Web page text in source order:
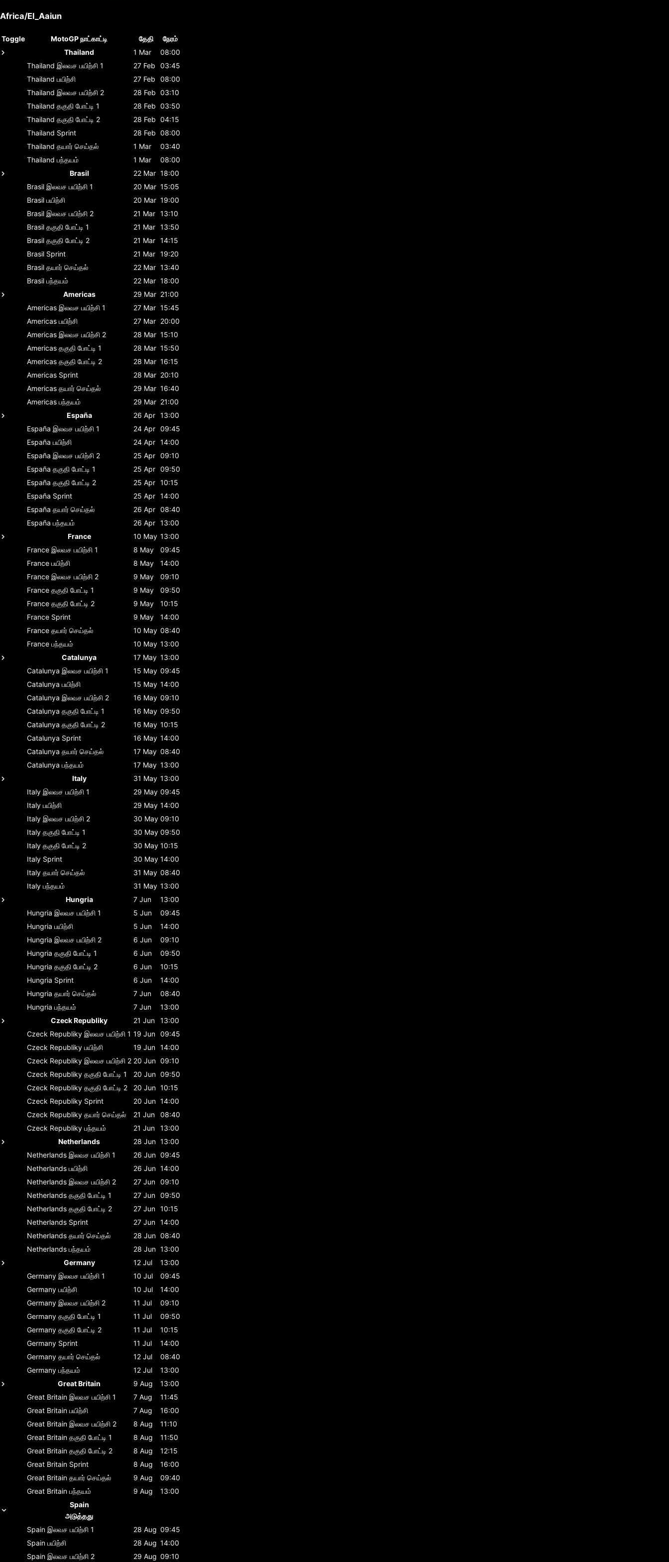
Africa/El_Aaiun
Toggle MotoGP நாட்காட்டி தேதி
நேரம்
Thailand
1 Mar
08:00
Thailand இலவச பயிற்சி 1 27 Feb
03:45
Thailand பயிற்சி 27 Feb
08:00
Thailand இலவச பயிற்சி 2 28 Feb 03:10
Thailand தகுதி போட்டி 1 28 Feb 03:50
Thailand தகுதி போட்டி 2 28 Feb 04:15
Thailand Sprint 28 Feb 08:00
Thailand தயார் செய்தல் 1 Mar
03:40
Thailand பந்தயம் 1 Mar
08:00
Brasil
22 Mar 18:00
Brasil இலவச பயிற்சி 1 20 Mar 15:05
Brasil பயிற்சி 20 Mar 19:00
Brasil இலவச பயிற்சி 2 21 Mar 13:10
Brasil தகுதி போட்டி 1 21 Mar 13:50
Brasil தகுதி போட்டி 2 21 Mar 14:15
Brasil Sprint 21 Mar 19:20
Brasil தயார் செய்தல் 22 Mar 13:40
Brasil பந்தயம் 22 Mar 18:00
Americas
29 Mar 21:00
Americas இலவச பயிற்சி 1 27 Mar 15:45
Americas பயிற்சி 27 Mar 20:00
Americas இலவச பயிற்சி 2 28 Mar 15:10
Americas தகுதி போட்டி 1 28 Mar 15:50
Americas தகுதி போட்டி 2 28 Mar 16:15
Americas Sprint 28 Mar 20:10
Americas தயார் செய்தல் 29 Mar 16:40
Americas பந்தயம் 29 Mar 21:00
España
26 Apr 13:00
España இலவச பயிற்சி 1 24 Apr 09:45
España பயிற்சி 24 Apr 14:00
España இலவச பயிற்சி 2 25 Apr 09:10
España தகுதி போட்டி 1 25 Apr 09:50
España தகுதி போட்டி 2 25 Apr 10:15
España Sprint 25 Apr 14:00
España தயார் செய்தல் 26 Apr 08:40
España பந்தயம் 26 Apr 13:00
France
10 May 13:00
France இலவச பயிற்சி 1 8 May
09:45
France பயிற்சி 8 May
14:00
France இலவச பயிற்சி 2 9 May
09:10
France தகுதி போட்டி 1 9 May
09:50
France தகுதி போட்டி 2 9 May
10:15
France Sprint 9 May
14:00
France தயார் செய்தல் 10 May 08:40
France பந்தயம் 10 May 13:00
Catalunya
17 May 13:00
Catalunya இலவச பயிற்சி 1 15 May 09:45
Catalunya பயிற்சி 15 May 14:00
Catalunya இலவச பயிற்சி 2 16 May 09:10
Catalunya தகுதி போட்டி 1 16 May 09:50
Catalunya தகுதி போட்டி 2 16 May 10:15
Catalunya Sprint 16 May 14:00
Catalunya தயார் செய்தல் 17 May 08:40
Catalunya பந்தயம் 17 May 13:00
Italy
31 May 13:00
Italy இலவச பயிற்சி 1 29 May 09:45
Italy பயிற்சி 29 May 14:00
Italy இலவச பயிற்சி 2 30 May 09:10
Italy தகுதி போட்டி 1 30 May 09:50
Italy தகுதி போட்டி 2 30 May 10:15
Italy Sprint 30 May 14:00
Italy தயார் செய்தல் 31 May 08:40
Italy பந்தயம் 31 May 13:00
Hungria
7 Jun
13:00
Hungria இலவச பயிற்சி 1 5 Jun
09:45
Hungria பயிற்சி 5 Jun
14:00
Hungria இலவச பயிற்சி 2 6 Jun
09:10
Hungria தகுதி போட்டி 1 6 Jun
09:50
Hungria தகுதி போட்டி 2 6 Jun
10:15
Hungria Sprint 6 Jun
14:00
Hungria தயார் செய்தல் 7 Jun
08:40
Hungria பந்தயம் 7 Jun
13:00
Czeck Republiky
21 Jun
13:00
Czeck Republiky இலவச பயிற்சி 1 19 Jun 09:45
Czeck Republiky பயிற்சி 19 Jun 14:00
Czeck Republiky இலவச பயிற்சி 2 20 Jun 09:10
Czeck Republiky தகுதி போட்டி 1 20 Jun 09:50
Czeck Republiky தகுதி போட்டி 2 20 Jun 10:15
Czeck Republiky Sprint 20 Jun 14:00
Czeck Republiky தயார் செய்தல் 21 Jun
08:40
Czeck Republiky பந்தயம் 21 Jun
13:00
Netherlands
28 Jun 13:00
Netherlands இலவச பயிற்சி 1 26 Jun 09:45
Netherlands பயிற்சி 26 Jun 14:00
Netherlands இலவச பயிற்சி 2 27 Jun 09:10
Netherlands தகுதி போட்டி 1 27 Jun 09:50
Netherlands தகுதி போட்டி 2 27 Jun 10:15
Netherlands Sprint 27 Jun 14:00
Netherlands தயார் செய்தல் 28 Jun 08:40
Netherlands பந்தயம் 28 Jun 13:00
Germany
12 Jul
13:00
Germany இலவச பயிற்சி 1 10 Jul
09:45
Germany பயிற்சி 10 Jul
14:00
Germany இலவச பயிற்சி 2 11 Jul
09:10
Germany தகுதி போட்டி 1 11 Jul
09:50
Germany தகுதி போட்டி 2 11 Jul
10:15
Germany Sprint 11 Jul
14:00
Germany தயார் செய்தல் 12 Jul
08:40
Germany பந்தயம் 12 Jul
13:00
Great Britain
9 Aug
13:00
Great Britain இலவச பயிற்சி 1 7 Aug
11:45
Great Britain பயிற்சி 7 Aug
16:00
Great Britain இலவச பயிற்சி 2 8 Aug
11:10
Great Britain தகுதி போட்டி 1 8 Aug
11:50
Great Britain தகுதி போட்டி 2 8 Aug
12:15
Great Britain Sprint 8 Aug
16:00
Great Britain தயார் செய்தல் 9 Aug
09:40
Great Britain பந்தயம் 9 Aug
13:00
Spain
அடுத்தது
Spain இலவச பயிற்சி 1 28 Aug 09:45
Spain பயிற்சி 28 Aug 14:00
Spain இலவச பயிற்சி 2 29 Aug 09:10